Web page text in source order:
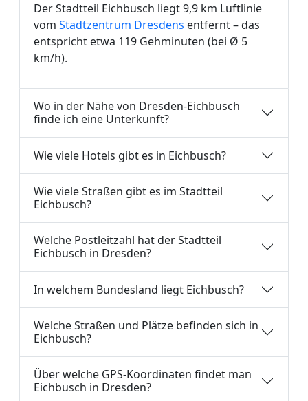
Der Stadtteil Eichbusch liegt 9,9 km Luftlinie
vom Stadtzentrum Dresdens entfernt – das
entspricht etwa 119 Gehminuten (bei Ø 5
km/h).
Wo in der Nähe von Dresden-Eichbusch
finde ich eine Unterkunft?
Wie viele Hotels gibt es in Eichbusch?
Wie viele Straßen gibt es im Stadtteil
Eichbusch?
Welche Postleitzahl hat der Stadtteil
Eichbusch in Dresden?
In welchem Bundesland liegt Eichbusch?
Welche Straßen und Plätze befinden sich in
Eichbusch?
Über welche GPS-Koordinaten findet man
Eichbusch in Dresden?